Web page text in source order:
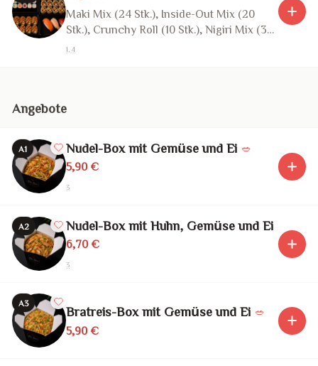
Maki Mix (24 Stk.), Inside-Out Mix (20
Stk.), Crunchy Roll (10 Stk.), Nigiri Mix (3
Stk.) (57 Stk.)
1, 4
Angebote
A1 Nudel-Box mit Gemüse und Ei 🥗
5,90 €
3
A2 Nudel-Box mit Huhn, Gemüse und Ei
6,70 €
3
A3
Bratreis-Box mit Gemüse und Ei 🥗
5,90 €